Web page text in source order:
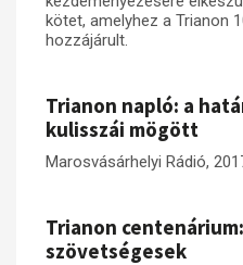
kötet, amelyhez a Trianon
hozzájárult.
Trianon napló: a
kulisszái mögött
Marosvásárhelyi Rádió,
Trianon
szövetségesek